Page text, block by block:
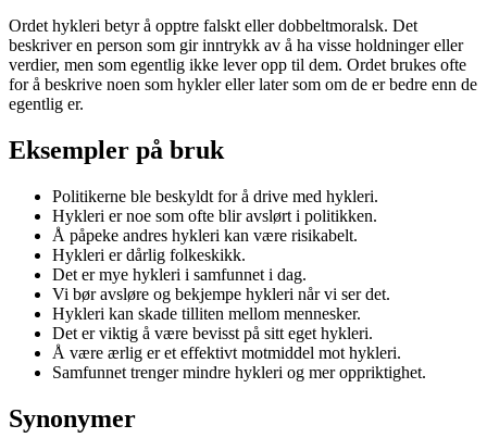
Ordet hykleri betyr å opptre falskt eller dobbeltmoralsk. Det
beskriver en person som gir inntrykk av å ha visse holdninger eller
verdier, men som egentlig ikke lever opp til dem. Ordet brukes ofte
for å beskrive noen som hykler eller later som om de er bedre enn de
egentlig er.
Eksempler på bruk
Politikerne ble beskyldt for å drive med hykleri.
Hykleri er noe som ofte blir avslørt i politikken.
Å påpeke andres hykleri kan være risikabelt.
Hykleri er dårlig folkeskikk.
Det er mye hykleri i samfunnet i dag.
Vi bør avsløre og bekjempe hykleri når vi ser det.
Hykleri kan skade tilliten mellom mennesker.
Det er viktig å være bevisst på sitt eget hykleri.
Å være ærlig er et effektivt motmiddel mot hykleri.
Samfunnet trenger mindre hykleri og mer oppriktighet.
Synonymer